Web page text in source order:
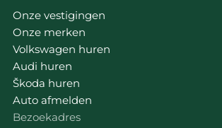
Onze vestigingen
Onze merken
Volkswagen huren
Audi huren
Škoda huren
Auto afmelden
Bezoekadres